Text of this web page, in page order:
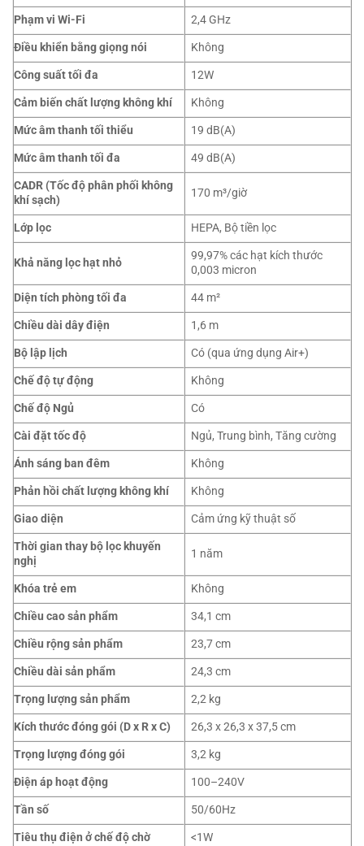
Phạm vi Wi-Fi
2,4 GHz
Điều khiển bằng giọng nói
Không
Công suất tối đa
12W
Cảm biến chất lượng không khí
Không
Mức âm thanh tối thiểu
19 dB(A)
Mức âm thanh tối đa
49 dB(A)
CADR (Tốc độ phân phối không
khí sạch)
170 m³/giờ
Lớp lọc HEPA, Bộ tiền lọc
Khả năng lọc hạt nhỏ
99,97% các hạt kích thước
0,003 micron
Diện tích phòng tối đa
44 m²
Chiều dài dây điện
1,6 m
Bộ lập lịch
Có (qua ứng dụng Air+)
Chế độ tự động
Không
Chế độ Ngủ
Có
Cài đặt tốc độ
Ngủ, Trung bình, Tăng cường
Ánh sáng ban đêm
Không
Phản hồi chất lượng không khí
Không
Giao diện
Cảm ứng kỹ thuật số
Thời gian thay bộ lọc khuyến
nghị
1 năm
Khóa trẻ em
Không
Chiều cao sản phẩm
34,1 cm
Chiều rộng sản phẩm
23,7 cm
Chiều dài sản phẩm
24,3 cm
Trọng lượng sản phẩm
2,2 kg
Kích thước đóng gói (D x R x C)
26,3 x 26,3 x 37,5 cm
Trọng lượng đóng gói
3,2 kg
Điện áp hoạt động
100–240V
Tần số
50/60Hz
Tiêu thụ điện ở chế độ chờ
<1W